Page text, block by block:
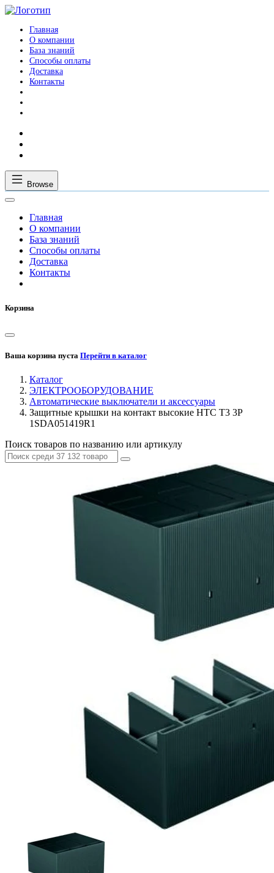
Главная
О компании
База знаний
Способы оплаты
Доставка
Контакты
Browse
Главная
О компании
База знаний
Способы оплаты
Доставка
Контакты
Корзина
Ваша корзина пуста Перейти в каталог
Каталог
ЭЛЕКТРООБОРУДОВАНИЕ
Автоматические выключатели и аксессуары
Защитные крышки на контакт высокие НТС Т3 3P
1SDA051419R1
Поиск товаров по названию или артикулу